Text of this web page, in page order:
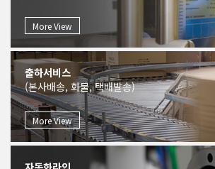
More View
출하서비스
(본사배송, 화물, 택배발송)
More View